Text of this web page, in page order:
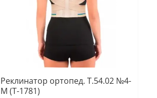
Реклинатор ортопед. Т.54.02 №4-
М (Т-1781)